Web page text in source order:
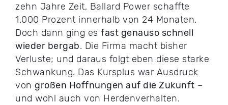
zehn Jahre Zeit, Ballard Power schaffte
1.000 Prozent innerhalb von 24 Monaten.
Doch dann ging es fast genauso schnell
wieder bergab. Die Firma macht bisher
Verluste; und daraus folgt eben diese starke
Schwankung. Das Kursplus war Ausdruck
von großen Hoffnungen auf die Zukunft –
und wohl auch von Herdenverhalten.